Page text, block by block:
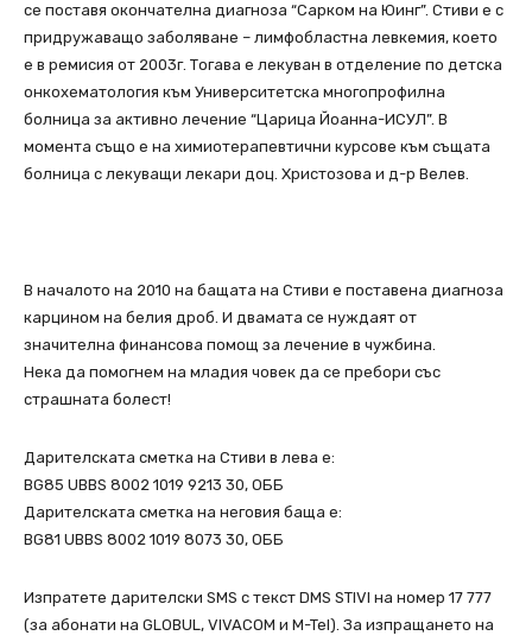
се поставя окончателна диагноза “Сарком на Юинг”. Стиви е с
придружаващо заболяване – лимфобластна левкемия, което
е в ремисия от 2003г. Тогава е лекуван в отделение по детска
онкохематология към Университетска многопрофилна
болница за активно лечение “Царица Йоанна-ИСУЛ”. В
момента също е на химиотерапевтични курсове към същата
болница с лекуващи лекари доц. Христозова и д-р Велев.
В началото на 2010 на бащата на Стиви е поставена диагноза
карцином на белия дроб. И двамата се нуждаят от
значителна финансова помощ за лечение в чужбина.
Нека да помогнем на младия човек да се пребори със
страшната болест!
Дарителската сметка на Стиви в лева е:
BG85 UBBS 8002 1019 9213 30, ОББ
Дарителската сметка на неговия баща е:
BG81 UBBS 8002 1019 8073 30, ОББ
Изпратете дарителски SMS с текст DMS STIVI на номер 17 777
(за абонати на GLOBUL, VIVACOM и M-Tel). За изпращането на